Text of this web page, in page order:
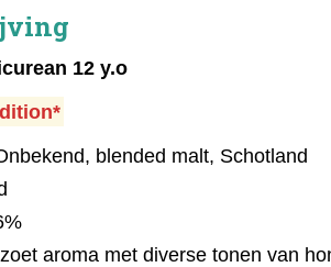
12 y.o
blended malt, Schotland
aroma met diverse tonen van